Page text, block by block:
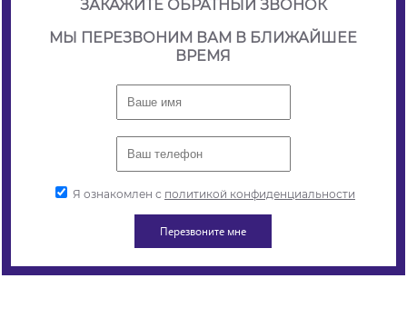
ЗАКАЖИТЕ ОБРАТНЫЙ ЗВОНОК
МЫ ПЕРЕЗВОНИМ ВАМ В БЛИЖАЙШЕЕ
ВРЕМЯ
Я ознакомлен с политикой конфиденциальности